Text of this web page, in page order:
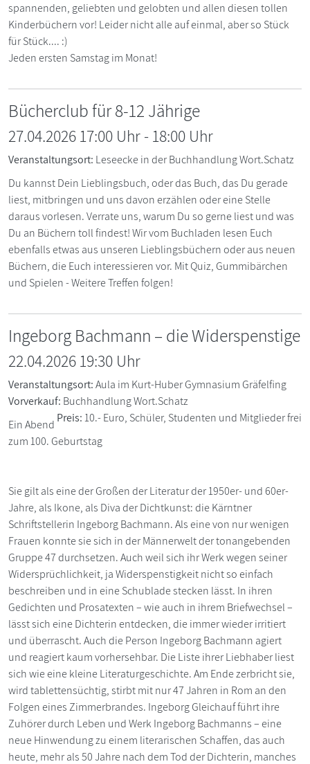
spannenden, geliebten und gelobten und allen diesen tollen
Kinderbüchern vor! Leider nicht alle auf einmal, aber so Stück
für Stück.... :)
Jeden ersten Samstag im Monat!
Bücherclub für 8-12 Jährige
27.04.2026 17:00 Uhr-18:00 Uhr
Veranstaltungsort: Leseecke in der Buchhandlung Wort.Schatz
Du kannst Dein Lieblingsbuch, oder das Buch, das Du gerade
liest, mitbringen und uns davon erzählen oder eine Stelle
daraus vorlesen. Verrate uns, warum Du so gerne liest und was
Du an Büchern toll findest! Wir vom Buchladen lesen Euch
ebenfalls etwas aus unseren Lieblingsbüchern oder aus neuen
Büchern, die Euch interessieren vor. Mit Quiz, Gummibärchen
und Spielen - Weitere Treffen folgen!
Ingeborg Bachmann – die Widerspenstige
22.04.2026 19:30 Uhr
Veranstaltungsort:Aula im Kurt-Huber Gymnasium Gräfelfing
Vorverkauf: Buchhandlung Wort.Schatz
Preis:10.- Euro, Schüler, Studenten und Mitglieder frei
Ein Abend
zum 100. Geburtstag
Sie gilt als eine der Großen der Literatur der 1950er- und 60er-
Jahre, als Ikone, als Diva der Dichtkunst: die Kärntner
Schriftstellerin Ingeborg Bachmann. Als eine von nur wenigen
Frauen konnte sie sich in der Männerwelt der tonangebenden
Gruppe 47 durchsetzen. Auch weil sich ihr Werk wegen seiner
Widersprüchlichkeit, ja Widerspenstigkeit nicht so einfach
beschreiben und in eine Schublade stecken lässt. In ihren
Gedichten und Prosatexten – wie auch in ihrem Briefwechsel –
lässt sich eine Dichterin entdecken, die immer wieder irritiert
und überrascht. Auch die Person Ingeborg Bachmann agiert
und reagiert kaum vorhersehbar. Die Liste ihrer Liebhaber liest
sich wie eine kleine Literaturgeschichte. Am Ende zerbricht sie,
wird tablettensüchtig, stirbt mit nur 47 Jahren in Rom an den
Folgen eines Zimmerbrandes. Ingeborg Gleichauf führt ihre
Zuhörer durch Leben und Werk Ingeborg Bachmanns – eine
neue Hinwendung zu einem literarischen Schaffen, das auch
heute, mehr als 50 Jahre nach dem Tod der Dichterin, manches